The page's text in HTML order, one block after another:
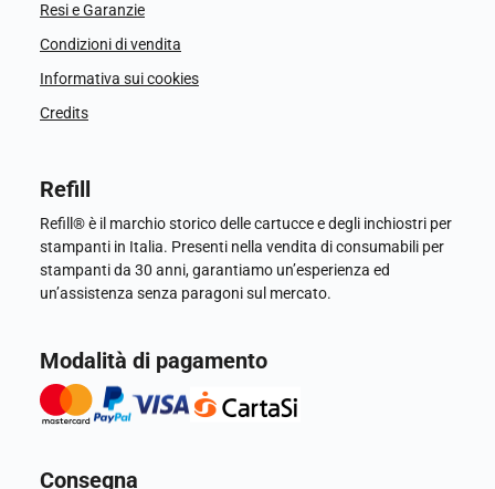
Resi e Garanzie
Condizioni di vendita
Informativa sui cookies
Credits
Refill
Refill® è il marchio storico delle cartucce e degli inchiostri per
stampanti in Italia. Presenti nella vendita di consumabili per
stampanti da 30 anni, garantiamo un’esperienza ed
un’assistenza senza paragoni sul mercato.
Modalità di pagamento
Consegna